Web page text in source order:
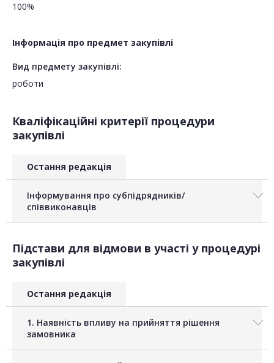
100%
Інформація про предмет закупівлі
Вид предмету закупівлі:
роботи
Кваліфікаційні критерії процедури
закупівлі
Остання редакція
Інформування про субпідрядників/
співвиконавців
Підстави для відмови в участі у процедурі
закупівлі
Остання редакція
1. Наявність впливу на прийняття рішення
замовника